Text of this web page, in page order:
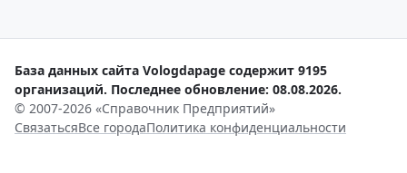
База данных сайта Vologdapage содержит 9195
организаций. Последнее обновление: 08.08.2026.
© 2007-2026 «Справочник Предприятий»
СвязатьсяВсе городаПолитика конфиденциальности